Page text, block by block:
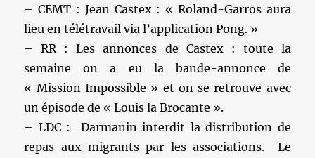
– CEMT : Jean Castex : « Roland-Garros aura
lieu en télétravail via l’application Pong. »
– RR : Les annonces de Castex : toute la
semaine on a eu la bande-annonce de
« Mission Impossible » et on se retrouve avec
un épisode de « Louis la Brocante ».
– LDC : Darmanin interdit la distribution de
repas aux migrants par les associations. Le